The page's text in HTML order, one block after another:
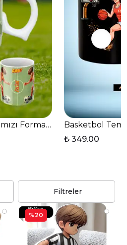
Formalı Futbolcu İsimli
Basketbol
₺ 349.00
Filtreler
%20